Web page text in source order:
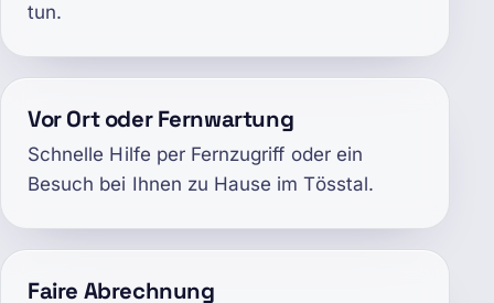
tun.
Vor Ort oder Fernwartung
Schnelle Hilfe per Fernzugriff oder ein
Besuch bei Ihnen zu Hause im Tösstal.
Faire Abrechnung